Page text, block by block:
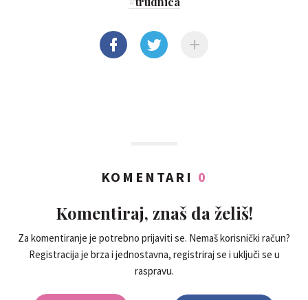
KOMENTARI 0
Komentiraj, znaš da želiš!
Za komentiranje je potrebno prijaviti se. Nemaš korisnički račun?
Registracija je brza i jednostavna, registriraj se i uključi se u
raspravu.